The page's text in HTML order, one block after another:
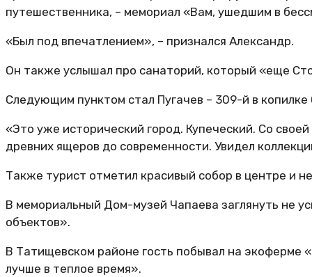
путешественника, – мемориал «Вам, ушедшим в
«Был под впечатлением», – признался Александр.
Он также услышал про санаторий, который «еще
Следующим пунктом стал Пугачев – 309-й в копилке
«Это уже исторический город. Купеческий. Со
древних ящеров до современности. Увидел
Также турист отметил красивый собор в центре и
В мемориальный Дом-музей Чапаева заглянуть не
объектов».
В Татищевском районе гость побывал на экоферме
лучше в теплое время».